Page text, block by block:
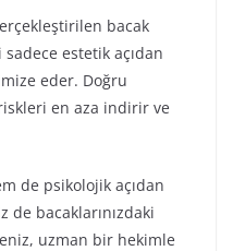
bacak
estetik açıdan
eder. Doğru
en aza indirir ve
de psikolojik açıdan
de bacaklarınızdaki
uzman bir hekimle